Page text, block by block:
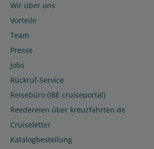
Wir über uns
Vorteile
Team
Presse
Jobs
Rückruf-Service
Reisebüro (IBE cruiseportal)
Reedereien über kreuzfahrten.de
Cruiseletter
Katalogbestellung